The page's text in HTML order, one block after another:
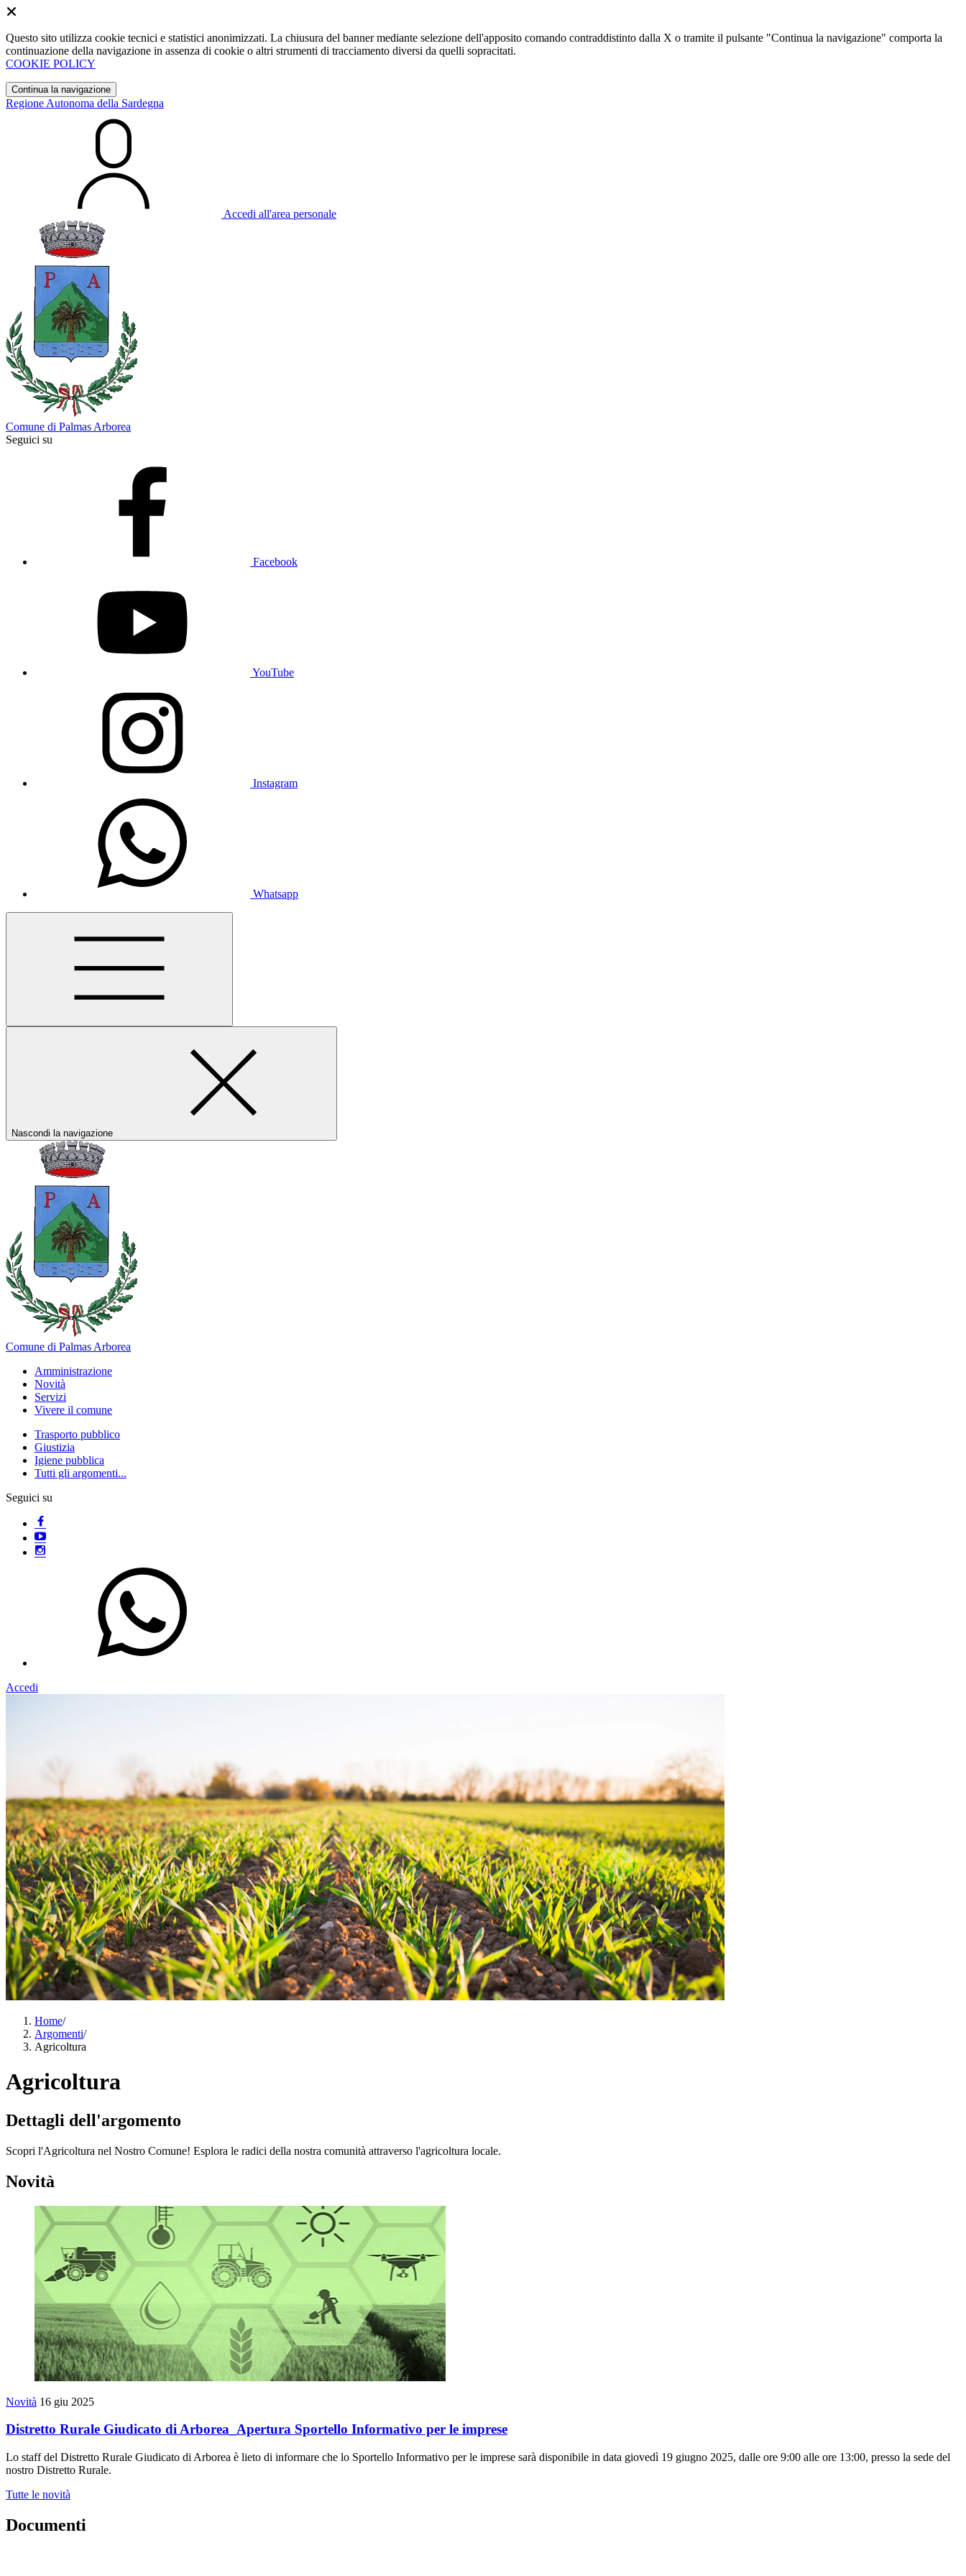
Questo sito utilizza cookie tecnici e statistici anonimizzati. La chiusura del banner mediante selezione dell'apposito comando contraddistinto dalla X o tramite il pulsante "Continua la navigazione" comporta la
continuazione della navigazione in assenza di cookie o altri strumenti di tracciamento diversi da quelli sopracitati.
COOKIE POLICY
Continua la navigazione
Regione Autonoma della Sardegna
Accedi all'area personale
Comune di Palmas Arborea
Seguici su
Facebook
YouTube
Instagram
Whatsapp
Nascondi la navigazione
Comune di Palmas Arborea
Amministrazione
Novità
Servizi
Vivere il comune
Trasporto pubblico
Giustizia
Igiene pubblica
Tutti gli argomenti...
Seguici su
Accedi
Home/
Argomenti/
Agricoltura
Agricoltura
Dettagli dell'argomento
Scopri l'Agricoltura nel Nostro Comune! Esplora le radici della nostra comunità attraverso l'agricoltura locale.
Novità
Novità 16 giu 2025
Distretto Rurale Giudicato di Arborea_Apertura Sportello Informativo per le imprese
Lo staff del Distretto Rurale Giudicato di Arborea è lieto di informare che lo Sportello Informativo per le imprese sarà disponibile in data giovedì 19 giugno 2025, dalle ore 9:00 alle ore 13:00, presso la sede del
nostro Distretto Rurale.
Tutte le novità
Documenti